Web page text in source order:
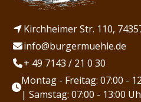
Kirchheimer Str. 110,
info@burgermuehle.de
+ 49 7143 / 21 0 30
Montag - Freitag: 07:00 -
| Samstag: 07:00 - 13:00